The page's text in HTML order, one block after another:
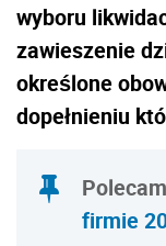
wyboru
zawieszenie
określone
dopełnieniu
firmie